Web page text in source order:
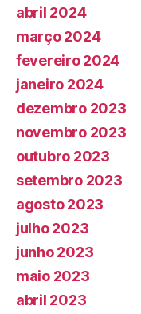
abril 2024
março 2024
fevereiro 2024
janeiro 2024
dezembro 2023
novembro 2023
outubro 2023
setembro 2023
agosto 2023
julho 2023
junho 2023
maio 2023
abril 2023